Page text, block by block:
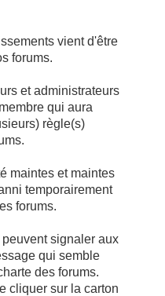
vient d'être
forums.
et administrateurs
qui aura
règle(s)
maintes et maintes
temporairement
forums.
signaler aux
qui semble
des forums.
cliquer sur la carton